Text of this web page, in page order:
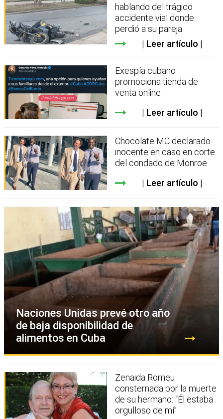
hablando del trágico
accidente vial donde
perdió a su pareja
Leer artículo
Exespía cubano
promociona tienda de
venta online
Leer artículo
Chocolate MC declarado
inocente en caso en corte
del condado de Monroe
Leer artículo
Naciones Unidas prevé otro año
de baja disponibilidad de
alimentos en Cuba
Zenaida Romeu
consternada por la muerte
de su hermano: “Él estaba
orgulloso de mí”